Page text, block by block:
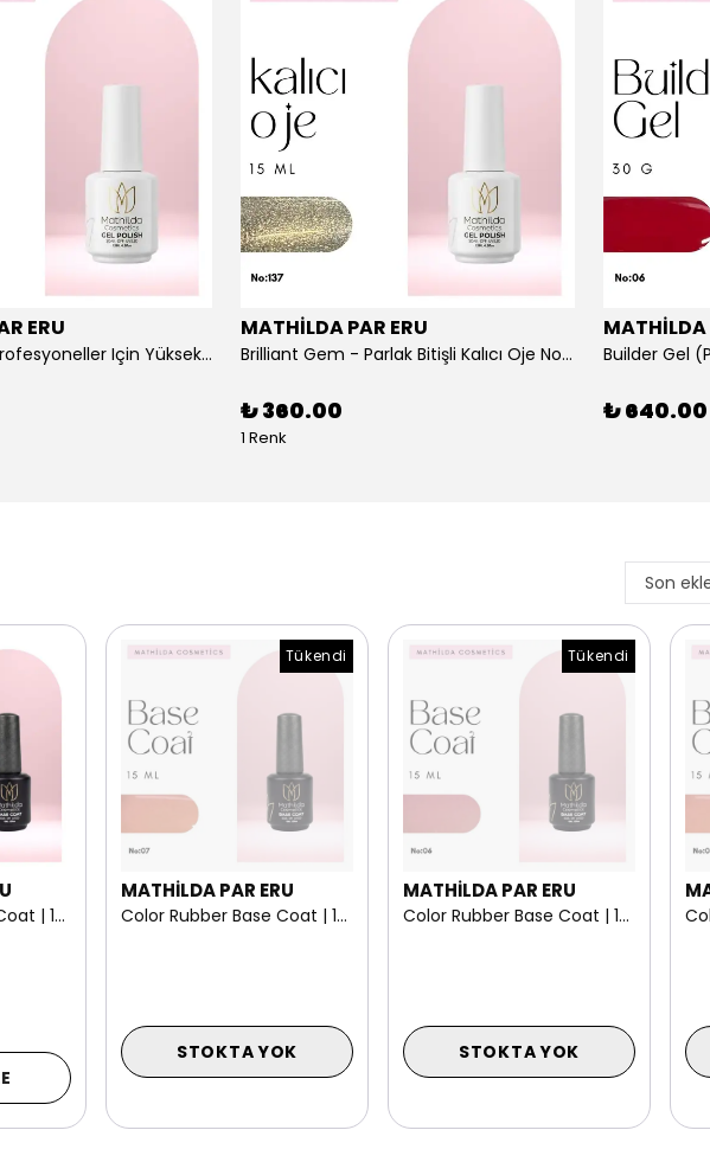
ERU
Berrylicious - Profesyoneller Için Yüksek Pigmentasyonlu UV/LED Oje 15ml
MATHİLDA PAR ERU
Brilliant Gem - Parlak Bitişli Kalıcı Oje No:137 Yüksek Pigmentasyonlu UV/LED | 15 ml
₺ 360.00
1 Renk
MATHİLDA
₺ 640.00
Son
Color Rubber Base Coat | 15 ml NO: 08
Tükendi
MATHİLDA PAR ERU
Color Rubber Base Coat | 15 ml NO: 07
STOKTA YOK
Tükendi
MATHİLDA PAR ERU
Color Rubber Base Coat | 15 ml NO: 06
STOKTA YOK